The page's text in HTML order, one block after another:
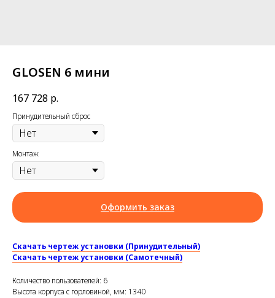
GLOSEN 6 мини
167 728 р.
Принудительный сброс
Монтаж
Оформить заказ
Скачать чертеж установки (Принудительный)
Скачать чертеж установки (Самотечный)
Количество пользователей: 6
Высота корпуса с горловиной, мм: 1340